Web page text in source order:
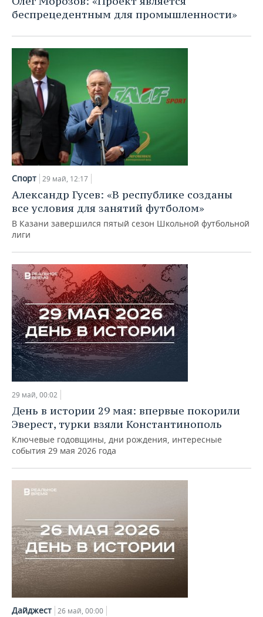
беспрецедентным для промышленности»
Спорт 29 май, 12:17
Александр Гусев: «В республике созданы
все условия для занятий футболом»
В Казани завершился пятый сезон Школьной футбольной
лиги
29 май, 00:02
День в истории 29 мая: впервые покорили
Эверест, турки взяли Константинополь
Ключевые годовщины, дни рождения, интересные
события 29 мая 2026 года
Дайджест 26 май, 00:00